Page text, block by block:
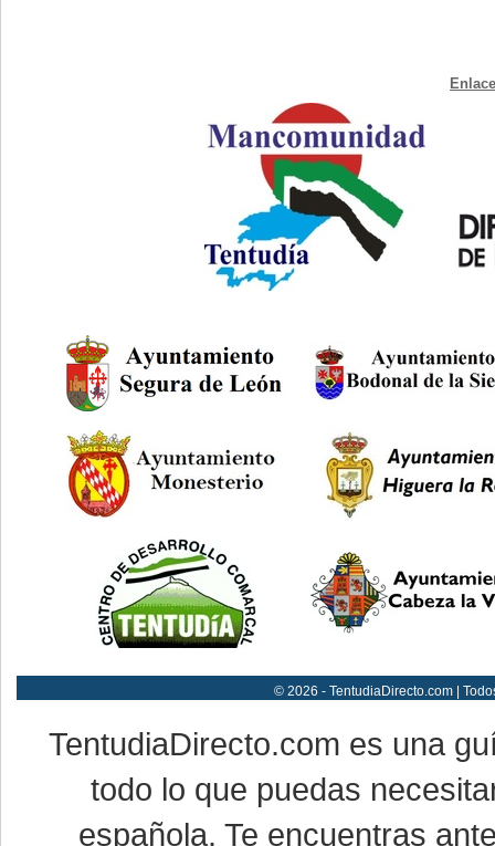
© 2026 - TentudiaDirecto.com |
TentudiaDirecto.com es una
todo lo que puedas
española. Te encuentras